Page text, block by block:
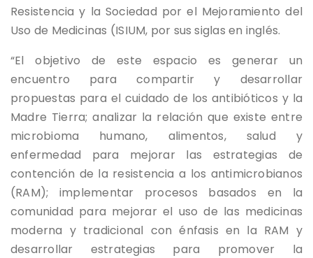
Resistencia y la Sociedad por el Mejoramiento del
Uso de Medicinas (ISIUM, por sus siglas en inglés.
“El objetivo de este espacio es generar un
encuentro para compartir y desarrollar
propuestas para el cuidado de los antibióticos y la
Madre Tierra; analizar la relación que existe entre
microbioma humano, alimentos, salud y
enfermedad para mejorar las estrategias de
contención de la resistencia a los antimicrobianos
(RAM); implementar procesos basados en la
comunidad para mejorar el uso de las medicinas
moderna y tradicional con énfasis en la RAM y
desarrollar estrategias para promover la